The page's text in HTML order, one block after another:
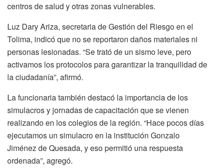
centros de salud y otras zonas vulnerables.
Luz Dary Ariza, secretaria de Gestión del Riesgo en el
Tolima, indicó que no se reportaron daños materiales ni
personas lesionadas. “Se trató de un sismo leve, pero
activamos los protocolos para garantizar la tranquilidad de
la ciudadanía”, afirmó.
La funcionaria también destacó la importancia de los
simulacros y jornadas de capacitación que se vienen
realizando en los colegios de la región. “Hace pocos días
ejecutamos un simulacro en la institución Gonzalo
Jiménez de Quesada, y eso permitió una respuesta
ordenada”, agregó.